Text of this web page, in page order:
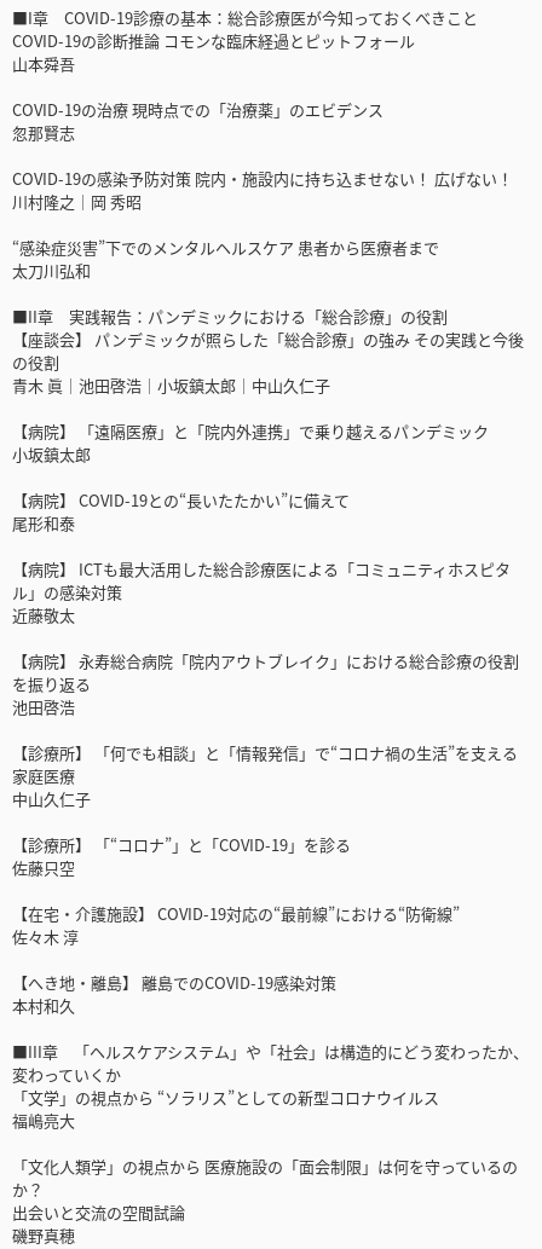
■I章 COVID-19診療の基本：総合診療医が今知っておくべきこと
COVID-19の診断推論 コモンな臨床経過とピットフォール
山本舜吾
COVID-19の治療 現時点での「治療薬」のエビデンス
忽那賢志
COVID-19の感染予防対策 院内・施設内に持ち込ませない！ 広げない！
川村隆之│岡 秀昭
“感染症災害”下でのメンタルヘルスケア 患者から医療者まで
太刀川弘和
■II章 実践報告：パンデミックにおける「総合診療」の役割
【座談会】 パンデミックが照らした「総合診療」の強み その実践と今後
の役割
青木 眞│池田啓浩│小坂鎮太郎│中山久仁子
【病院】 「遠隔医療」と「院内外連携」で乗り越えるパンデミック
小坂鎮太郎
【病院】 COVID-19との“長いたたかい”に備えて
尾形和泰
【病院】 ICTも最大活用した総合診療医による「コミュニティホスピタ
ル」の感染対策
近藤敬太
【病院】 永寿総合病院「院内アウトブレイク」における総合診療の役割
を振り返る
池田啓浩
【診療所】 「何でも相談」と「情報発信」で“コロナ禍の生活”を支える
家庭医療
中山久仁子
【診療所】 「“コロナ”」と「COVID-19」を診る
佐藤只空
【在宅・介護施設】 COVID-19対応の“最前線”における“防衛線”
佐々木 淳
【へき地・離島】 離島でのCOVID-19感染対策
本村和久
■III章 「ヘルスケアシステム」や「社会」は構造的にどう変わったか、
変わっていくか
「文学」の視点から “ソラリス”としての新型コロナウイルス
福嶋亮大
「文化人類学」の視点から 医療施設の「面会制限」は何を守っているの
か？
出会いと交流の空間試論
磯野真穂